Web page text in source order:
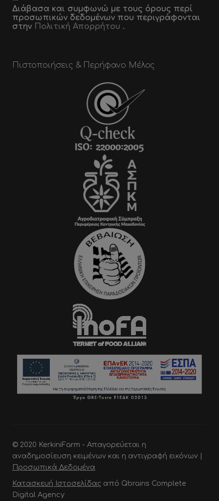
Διάβασα και συμφωνώ με τους όρους περί
προσωπικών δεδομένων που περιγράφονται
στην
Πολιτική Απορρήτου .
Πιστοποιήσεις & Περήφανο Μέλος
© 2020 KerkiniFarm - Απαγορεύεται η
αναδημοσίευση κειμένων και η αντιγραφή εικόνων |
Προσωπικά Δεδομένα
Κατασκευή Ιστοσελίδας από Qbrains Complete
Digital Agency